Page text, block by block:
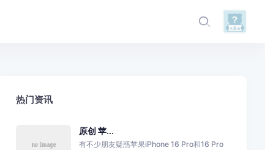
热门资讯
原创 苹...
有不少朋友疑惑苹果iPhone 16 Pro和16 Pro